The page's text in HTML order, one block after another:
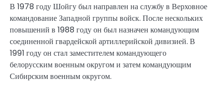
В 1978 году Шойгу был направлен на службу в Верховное
командование Западной группы войск. После нескольких
повышений в 1988 году он был назначен командующим
соединенной гвардейской артиллерийской дивизией. В
1991 году он стал заместителем командующего
белорусским военным округом и затем командующим
Сибирским военным округом.